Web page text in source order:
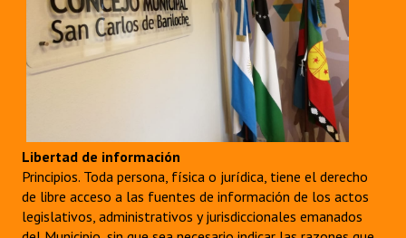
Libertad de información
Principios. Toda persona, física o jurídica, tiene el derecho
de libre acceso a las fuentes de información de los actos
legislativos, administrativos y jurisdiccionales emanados